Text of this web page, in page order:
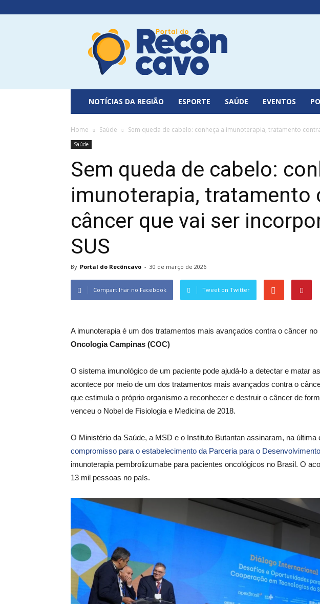
Portal
do
Recôncavo
NOTÍCIAS DA REGIÃO ESPORTE SAÚDE EVENTOS
Home Saúde Sem queda de cabelo: conheça a imunoterapia, tratamento
Saúde
Sem queda de cabelo:
imunoterapia, tratamento
câncer que vai ser
SUS
By Portal do Recôncavo - 30 de março de 2026
Compartilhar no Facebook Tweet on Twitter
A imunoterapia é um dos tratamentos mais avançados contra o câncer no
Oncologia Campinas (COC)
O sistema imunológico de um paciente pode ajudá-lo a detectar e matar
acontece por meio de um dos tratamentos mais avançados contra o
que estimula o próprio organismo a reconhecer e destruir o câncer de
venceu o Nobel de Fisiologia e Medicina de 2018.
O Ministério da Saúde, a MSD e o Instituto Butantan assinaram, na última
compromisso para o estabelecimento da Parceria para o
imunoterapia pembrolizumabe para pacientes oncológicos no Brasil. O
13 mil pessoas no país.